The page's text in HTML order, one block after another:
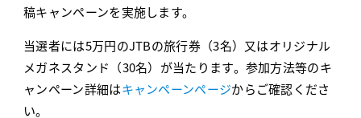
稿キャンペーンを実施します。
当選者には5万円のJTBの旅行券（3名）又はオリジナル
メガネスタンド（30名）が当たります。参加方法等のキ
ャンペーン詳細はキャンペーンページからご確認くださ
い。